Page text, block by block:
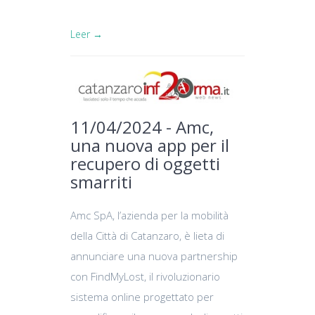
Leer →
11/04/2024 - Amc,
una nuova app per il
recupero di oggetti
smarriti
Amc SpA, l’azienda per la mobilità
della Città di Catanzaro, è lieta di
annunciare una nuova partnership
con FindMyLost, il rivoluzionario
sistema online progettato per